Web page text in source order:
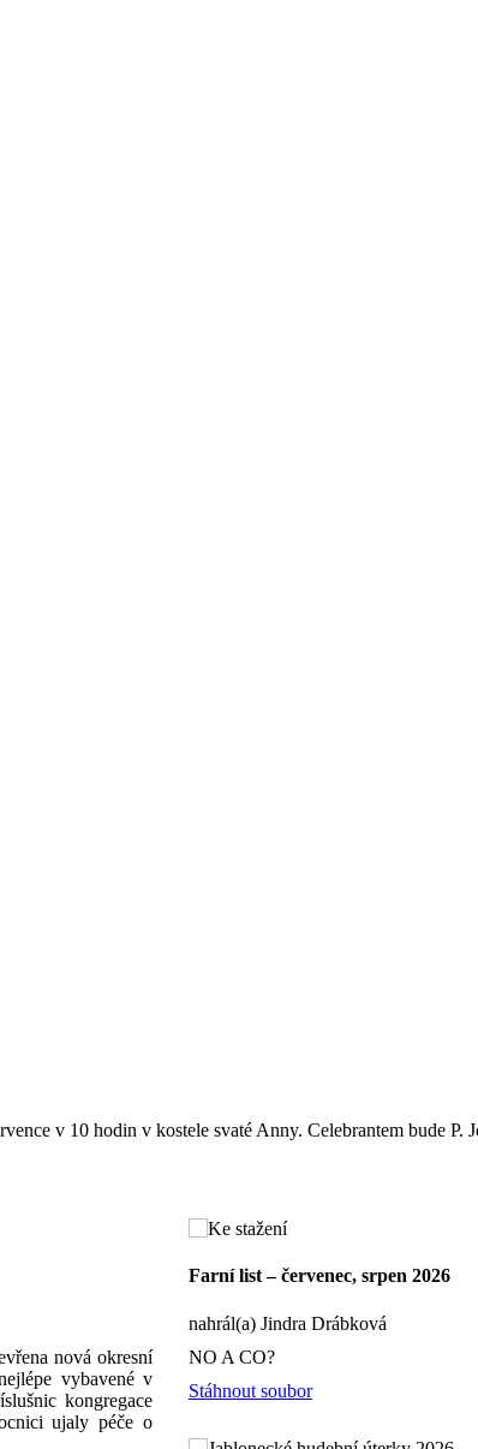
v 10 hodin v kostele svaté Anny. Celebrantem bude P.
nová okresní
vybavené v
kongregace
ujaly péče o
Farní list – červenec, srpen 2026
nahrál(a) Jindra Drábková
NO A CO?
Stáhnout soubor